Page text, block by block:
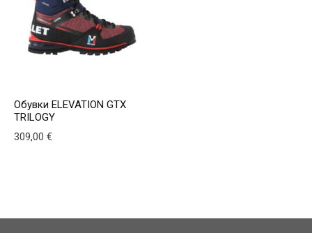
Обувки ELEVATION GTX
TRILOGY
309,00 €